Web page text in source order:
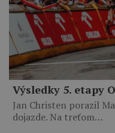
Výsledky 5. etapy
Jan Christen porazil
dojazde. Na treťom…